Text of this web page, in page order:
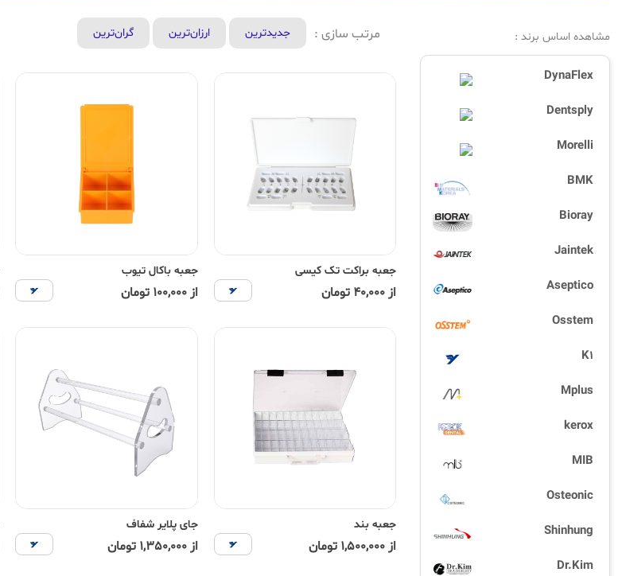
مشاهده اساس برند :
DynaFlex
Dentsply
Morelli
BMK
Bioray
Jaintek
Aseptico
Osstem
K1
Mplus
kerox
MIB
Osteonic
Shinhung
Dr.Kim
مرتب سازی : جدید‌ترین ارزان‌ترین گران‌ترین
جعبه براکت تک کیسی
از 40,000 تومان
جعبه باکال تیوب
از 100,000 تومان
جعبه بند
از 1,500,000 تومان
جای پلایر شفاف
از 1,350,000 تومان